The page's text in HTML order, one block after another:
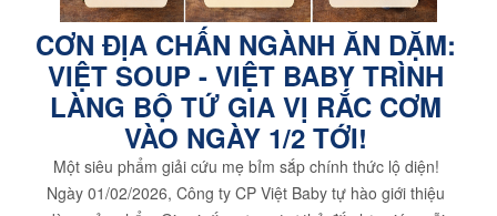
CƠN ĐỊA CHẤN NGÀNH ĂN DẶM:
VIỆT SOUP - VIỆT BABY TRÌNH
LÀNG BỘ TỨ GIA VỊ RẮC CƠM
VÀO NGÀY 1/2 TỚI!
Một siêu phẩm giải cứu mẹ bỉm sắp chính thức lộ diện!
Ngày 01/02/2026, Công ty CP Việt Baby tự hào giới thiệu